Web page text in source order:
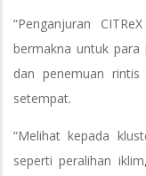
“Penganjuran
bermakna untuk para
dan penemuan
setempat.
“Melihat kepada
seperti peralihan